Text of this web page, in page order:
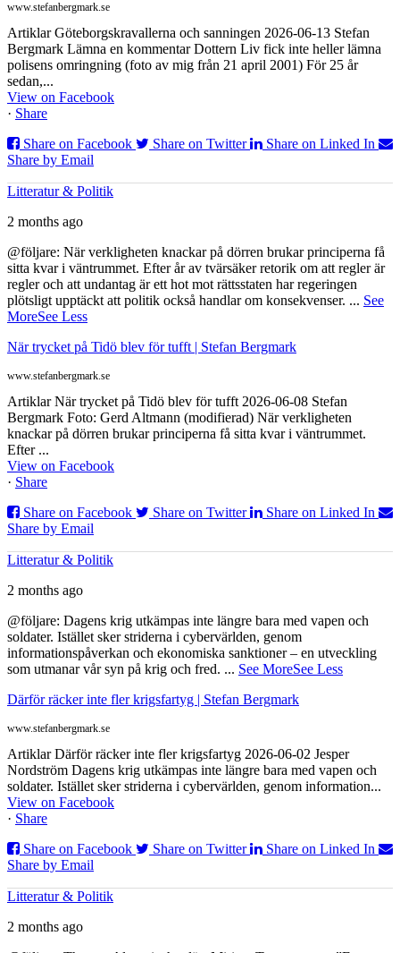
www.stefanbergmark.se
Artiklar Göteborgskravallerna och sanningen 2026-06-13 Stefan
Bergmark Lämna en kommentar Dottern Liv fick inte heller lämna
polisens omringning (foto av mig från 21 april 2001) För 25 år
sedan,...
View on Facebook
· Share
Share on Facebook
Share on Twitter
Share on Linked In
Share by Email
Litteratur & Politik
2 months ago
@följare: När verkligheten knackar på dörren brukar principerna få
sitta kvar i väntrummet. Efter år av tvärsäker retorik om att regler är
regler och att undantag är ett hot mot rättsstaten har regeringen
plötsligt upptäckt att politik också handlar om konsekvenser. ... See
MoreSee Less
När trycket på Tidö blev för tufft | Stefan Bergmark
www.stefanbergmark.se
Artiklar När trycket på Tidö blev för tufft 2026-06-08 Stefan
Bergmark Foto: Gerd Altmann (modifierad) När verkligheten
knackar på dörren brukar principerna få sitta kvar i väntrummet.
Efter ...
View on Facebook
· Share
Share on Facebook
Share on Twitter
Share on Linked In
Share by Email
Litteratur & Politik
2 months ago
@följare: Dagens krig utkämpas inte längre bara med vapen och
soldater. Istället sker striderna i cybervärlden, genom
informationspåverkan och ekonomiska sanktioner – en utveckling
som utmanar vår syn på krig och fred. ... See MoreSee Less
Därför räcker inte fler krigsfartyg | Stefan Bergmark
www.stefanbergmark.se
Artiklar Därför räcker inte fler krigsfartyg 2026-06-02 Jesper
Nordström Dagens krig utkämpas inte längre bara med vapen och
soldater. Istället sker striderna i cybervärlden, genom information...
View on Facebook
· Share
Share on Facebook
Share on Twitter
Share on Linked In
Share by Email
Litteratur & Politik
2 months ago